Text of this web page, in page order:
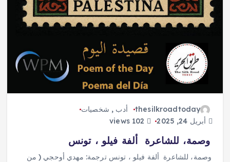
thesilkroadtoday أدب , شخصيات
أبريل 24, 2025
وصمة، للشاعرة ألفة فيلو ، تونس
وصمة، للشاعرة ألفة فيلو ، تونس ترجمة: مهدي أوحجي ( من